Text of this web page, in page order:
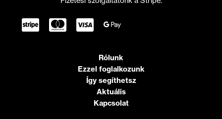
Rólunk
Ezzel foglalkozunk
Így segíthetsz
Aktuális
Kapcsolat